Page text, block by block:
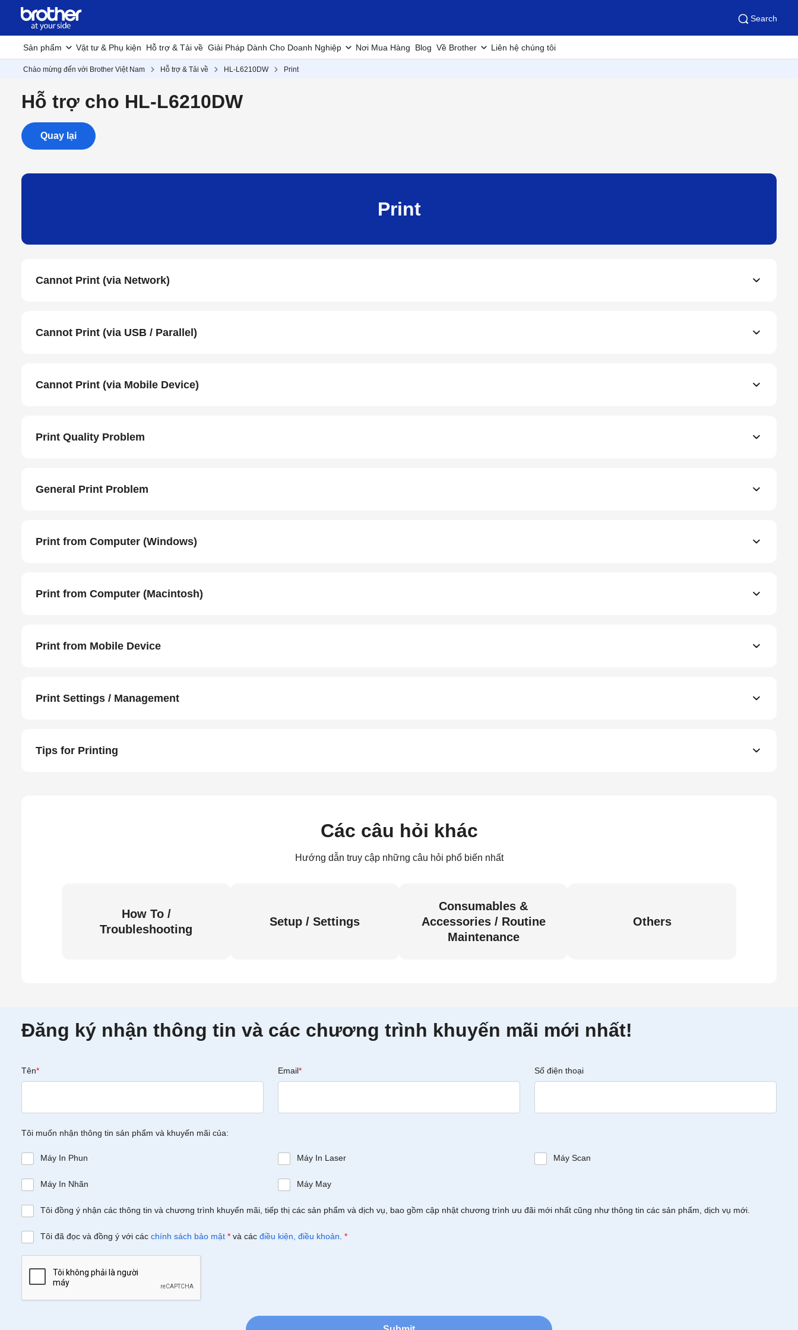
Search
Sản phẩm Vật tư & Phụ kiện Hỗ trợ & Tải về Giải Pháp Dành Cho Doanh Nghiệp Nơi Mua Hàng Blog Về Brother Liên hệ chúng tôi
Chào mừng đến với Brother Việt Nam Hỗ trợ & Tải về HL-L6210DW Print
Hỗ trợ cho HL-L6210DW
Quay lại
Print
Cannot Print (via Network)
Cannot Print (via USB / Parallel)
Cannot Print (via Mobile Device)
Print Quality Problem
General Print Problem
Print from Computer (Windows)
Print from Computer (Macintosh)
Print from Mobile Device
Print Settings / Management
Tips for Printing
Các câu hỏi khác
Hướng dẫn truy cập những câu hỏi phổ biến nhất
How To /
Troubleshooting
Setup / Settings
Consumables &
Accessories / Routine
Maintenance
Others
Đăng ký nhận thông tin và các chương trình khuyến mãi mới nhất!
Tên* Email* Số điện thoại
Tôi muốn nhận thông tin sản phẩm và khuyến mãi của:
Máy In Phun Máy In Laser Máy Scan
Máy In Nhãn Máy May
Tôi đồng ý nhận các thông tin và chương trình khuyến mãi, tiếp thị các sản phẩm và dịch vụ, bao gồm cập nhật chương trình ưu đãi mới nhất cũng như thông tin các sản phẩm, dịch vụ mới.
Tôi đã đọc và đồng ý với các chính sách bảo mật * và các điều kiện, điều khoản *